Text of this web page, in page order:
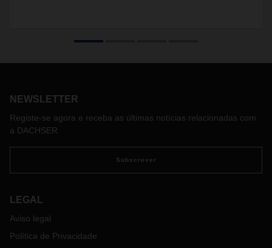
NEWSLETTER
Registe-se agora e receba as últimas notícias relacionadas com
a DACHSER
Subscrever
LEGAL
Aviso legal
Política de Privacidade